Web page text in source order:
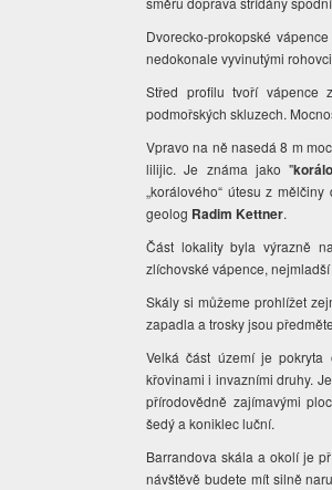
Dvorecko-prokopské
nedokonale vyvinutými
Střed profilu tvoří vápence
podmořských skluzech.
Vpravo na ně nasedá 8 m
lilijic. Je známa jako "
„korálového“ útesu z
geolog Radim Kettner.
Část lokality byla výrazně
zlíchovské vápence,
Skály si můžeme prohlížet
zapadla a trosky jsou
Velká část území je pokryta
křovinami i invazními druhy.
přírodovědně zajímavými
šedý a koniklec luční.
Barrandova skála a okolí je
návštěvě budete mít silně